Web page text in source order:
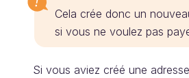
Cela crée donc un
si vous ne voulez pas
Si vous aviez créé une